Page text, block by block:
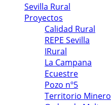
Sevilla Rural
Proyectos
Calidad Rural
REPE Sevilla
IRural
La Campana
Ecuestre
Pozo nº5
Territorio Minero